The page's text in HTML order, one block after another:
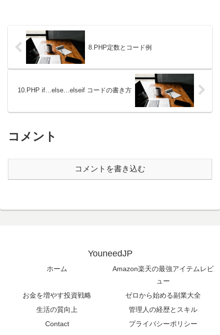
8.PHP定数とコード例
10.PHP if…else…elseif コードの書き方
コメント
コメントを書き込む
YouneedJP
ホーム
Amazon楽天の最強アイテムレビ
ュー
お金を増やす投資戦略
ゼロから始める副業大全
生活の質向上
管理人の経歴とスキル
Contact
プライバシーポリシー